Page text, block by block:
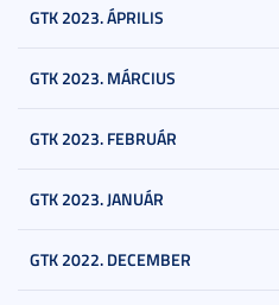
GTK 2023. ÁPRILIS
GTK 2023. MÁRCIUS
GTK 2023. FEBRUÁR
GTK 2023. JANUÁR
GTK 2022. DECEMBER